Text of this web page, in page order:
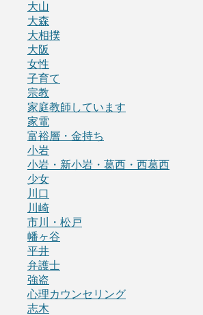
大山
大森
大相撲
大阪
女性
子育て
宗教
家庭教師しています
家電
富裕層・金持ち
小岩
小岩・新小岩・葛西・西葛西
少女
川口
川崎
市川・松戸
幡ヶ谷
平井
弁護士
強盗
心理カウンセリング
志木